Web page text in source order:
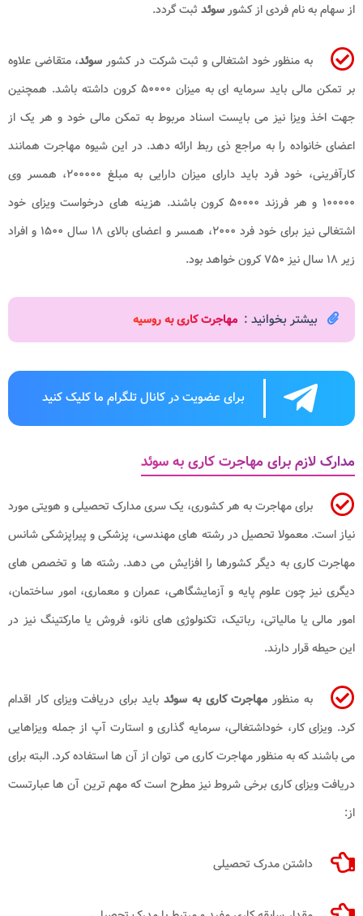
از سهام به نام فردی از کشورسوئد ثبت گردد.
به منظور خود اشتغالی و ثبت شرکت در کشور سوئد، متقاضی علاوه
بر تمکن مالی باید سرمایه ‌ای به میزان ۵۰۰۰۰ کرون داشته باشد. همچنین
جهت اخذ ویزا نیز می‌ بایست اسناد مربوط به تمکن مالی خود و هر یک از
اعضای خانواده را به مراجع ذی ربط ارائه دهد. در این شیوه مهاجرت همانند
کارآفرینی، خود فرد باید دارای میزان دارایی به مبلغ ۲۰۰۰۰۰، همسر وی
۱۰۰۰۰۰ و هر فرزند ۵۰۰۰۰ کرون باشند. هزینه‌ های درخواست ویزای خود
اشتغالی نیز برای خود فرد ۲۰۰۰، همسر و اعضای بالای ۱۸ سال ۱۵۰۰ و افراد
زیر ۱۸ سال نیز ۷۵۰ کرون خواهد بود.
بیشتر بخوانید : مهاجرت کاری به روسیه
برای عضویت در کانال تلگرام ما کلیک کنید
مدارک لازم برای مهاجرت کاری به سوئد
برای مهاجرت به هر کشوری، یک سری مدارک تحصیلی و هویتی مورد
نیاز است. معمولا تحصیل در رشته ‌های مهندسی، پزشکی و پیراپزشکی شانس
مهاجرت کاری به دیگر کشورها را افزایش می ‌دهد. رشته ‌ها و تخصص‌ های
دیگری نیز چون علوم پایه و آزمایشگاهی، عمران و معماری، امور ساختمان،
امور مالی یا مالیاتی، رباتیک، تکنولوژی ‌های نانو، فروش یا مارکتینگ نیز در
این حیطه قرار دارند.
به منظور مهاجرت کاری به سوئد باید برای دریافت ویزای کار اقدام
کرد. ویزای کار، خوداشتغالی، سرمایه گذاری و استارت ‌آپ از جمله ویزاهایی
می باشند که به منظور مهاجرت کاری می ‌توان از آن ها استفاده کرد. البته برای
دریافت ویزای کاری برخی شروط نیز مطرح است که مهم ‌ترین آن ها عبارتست
از:
داشتن مدرک تحصیلی